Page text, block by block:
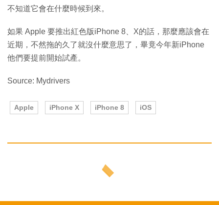
不知道它會在什麼時候到來。
如果 Apple 要推出紅色版iPhone 8、X的話，那麼應該會在
近期，不然拖的久了就沒什麼意思了，畢竟今年新iPhone
他們要提前開始試產。
Source: Mydrivers
Apple iPhone X iPhone 8 iOS